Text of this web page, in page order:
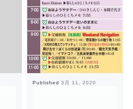
Published 3月 11, 2020